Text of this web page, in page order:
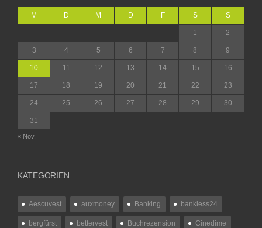
M D M D F S S
1 2
3 4 5 6 7 8 9
10 11 12 13 14 15 16
17 18 19 20 21 22 23
24 25 26 27 28 29 30
31
« Nov.
KATEGORIEN
Aescuvest auxmoney Banking bankless24
bergfürst bettervest Buchrezension Cinedime